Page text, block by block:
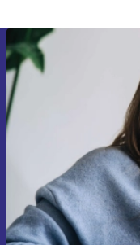
par
Ne
Retrouvez les
dans notre
politique